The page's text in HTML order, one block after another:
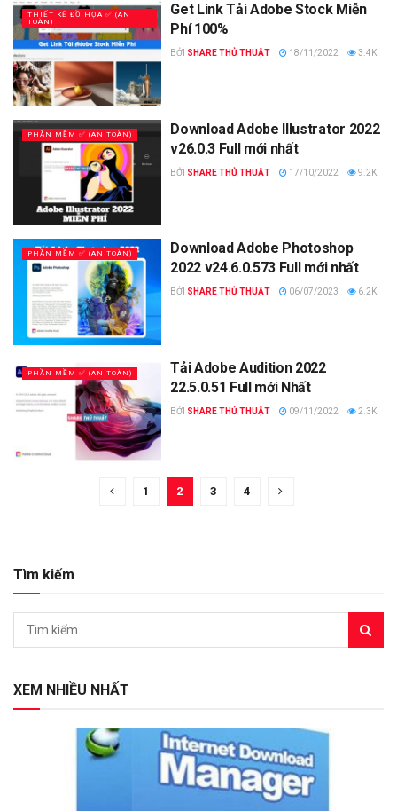
THIẾT KẾ ĐỒ HỌA ✅ (AN
TOÀN)
Get Link Tải Adobe Stock Miễn
Phí 100%
BỞI SHARE THỦ THUẬT 18/11/2022 3.4K
PHẦN MỀM ✅ (AN TOÀN)
Download Adobe Illustrator 2022
v26.0.3 Full mới nhất
BỞI SHARE THỦ THUẬT 17/10/2022 9.2K
PHẦN MỀM ✅ (AN TOÀN)
Download Adobe Photoshop
2022 v24.6.0.573 Full mới nhất
BỞI SHARE THỦ THUẬT 06/07/2023 6.2K
PHẦN MỀM ✅ (AN TOÀN)
Tải Adobe Audition 2022
22.5.0.51 Full mới Nhất
BỞI SHARE THỦ THUẬT 09/11/2022 2.3K
1 2 3 4
Tìm kiếm
XEM NHIỀU NHẤT